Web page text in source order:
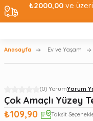
₺2000,00ve
Anasayfa Ev ve Yaşam
(0) YorumYorum
Çok Amaçlı Yüzey
₺109,90
Taksit